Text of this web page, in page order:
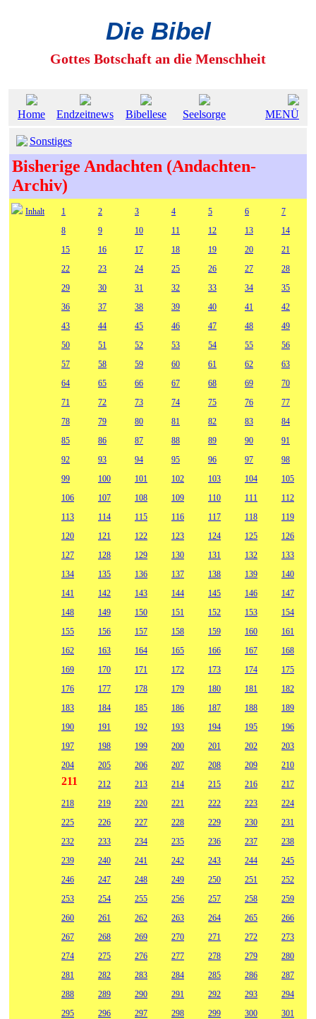
Die Bibel
Gottes Botschaft an die Menschheit
Home Endzeitnews Bibellese Seelsorge MENÜ
Sonstiges
Bisherige Andachten (Andachten-
Archiv)
Inhalt 1 2 3 4 5 6
7
8
9 10 11 12 13
14
15
16 17 18 19 20
21
22
23 24 25 26 27
28
29
30 31 32 33 34
35
36
37 38 39 40 41
42
43
44 45 46 47 48
49
50
51 52 53 54 55
56
57
58 59 60 61 62
63
64
65 66 67 68 69
70
71
72 73 74 75 76
77
78
79 80 81 82 83
84
85
86 87 88 89 90
91
92
93 94 95 96 97
98
99
100 101 102 103 104
105
106
107 108 109 110 111
112
113
114 115 116 117 118
119
120
121 122 123 124 125
126
127
128 129 130 131 132
133
134
135 136 137 138 139
140
141
142 143 144 145 146
147
148
149 150 151 152 153
154
155
156 157 158 159 160
161
162
163 164 165 166 167
168
169
170 171 172 173 174
175
176
177 178 179 180 181
182
183
184 185 186 187 188
189
190
191 192 193 194 195
196
197
198 199 200 201 202
203
204
205 206 207 208 209 210
211 212 213 214 215 216
217
218
219 220 221 222 223
224
225
226 227 228 229 230
231
232
233 234 235 236 237
238
239
240 241 242 243 244
245
246
247 248 249 250 251
252
253
254 255 256 257 258
259
260
261 262 263 264 265
266
267
268 269 270 271 272
273
274
275 276 277 278 279
280
281
282 283 284 285 286
287
288
289 290 291 292 293
294
295
296 297 298 299 300
301